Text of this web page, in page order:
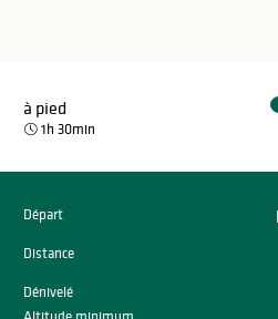
à pied
1h 30min
Départ
Distance
Dénivelé